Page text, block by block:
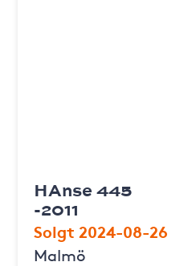
HAnse 445
-2011
Solgt 2024-08-26
Malmö